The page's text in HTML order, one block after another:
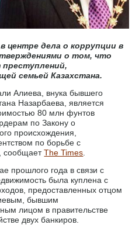
центре дела о коррупции в
о том, что
семьей Казахстана.
Алиева, внука бывшего
Назарбаева, является
80 млн фунтов
по Закону о
происхождения,
по борьбе с
сообщаетThe Times.
прошлого года в связи с
была куплена с
предоставленных отцом
бывшим
лицом в правительстве
двух банкиров.